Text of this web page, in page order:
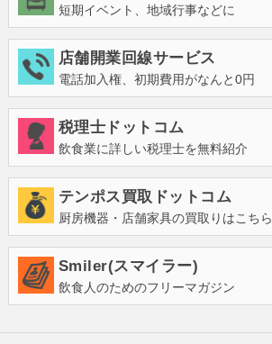
短期イベント、地域行事などに
店舗開業回線サービス
電話加入権、初期費用がなんと0円
税理士ドットコム
飲食業に詳しい税理士を無料紹介
テンポス買取ドットコム
厨房機器・店舗家具の買取りはこちら
Smiler(スマイラー)
飲食人のためのフリーマガジン